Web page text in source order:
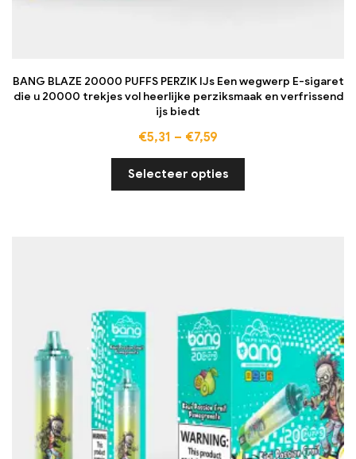
BANG BLAZE 20000 PUFFS PERZIK IJs Een wegwerp E-sigaret
die u 20000 trekjes vol heerlijke perziksmaak en verfrissend
ijs biedt
€5,31 – €7,59
Selecteer opties